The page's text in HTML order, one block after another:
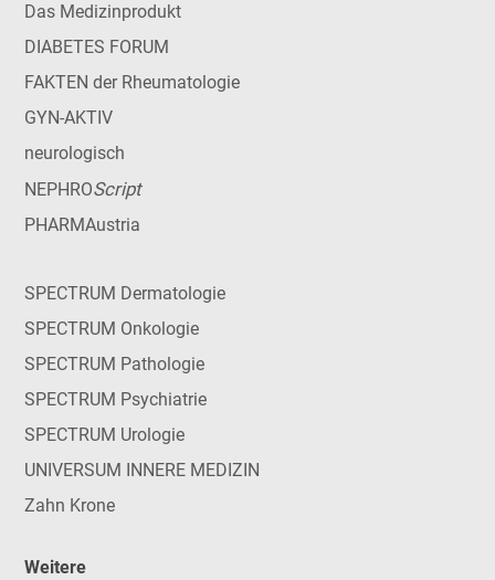
Das Medizinprodukt
DIABETES FORUM
FAKTEN der Rheumatologie
GYN-AKTIV
neurologisch
NEPHROScript
PHARMAustria
SPECTRUM Dermatologie
SPECTRUM Onkologie
SPECTRUM Pathologie
SPECTRUM Psychiatrie
SPECTRUM Urologie
UNIVERSUM INNERE MEDIZIN
Zahn Krone
Weitere